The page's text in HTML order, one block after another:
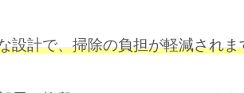
設計で、掃除の負担が軽減されま